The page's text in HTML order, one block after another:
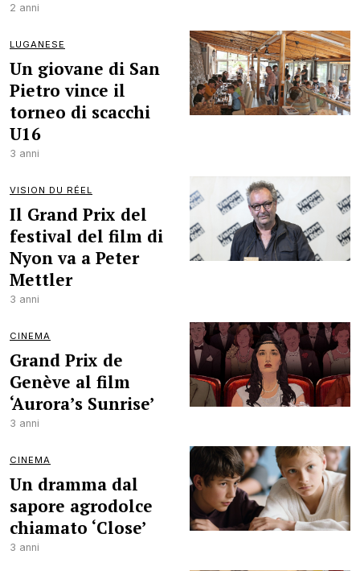
2 anni
LUGANESE
Un giovane di San
Pietro vince il
torneo di scacchi
U16
3 anni
VISION DU RÉEL
Il Grand Prix del
festival del film di
Nyon va a Peter
Mettler
3 anni
CINEMA
Grand Prix de
Genève al film
‘Aurora’s Sunrise’
3 anni
CINEMA
Un dramma dal
sapore agrodolce
chiamato ‘Close’
3 anni